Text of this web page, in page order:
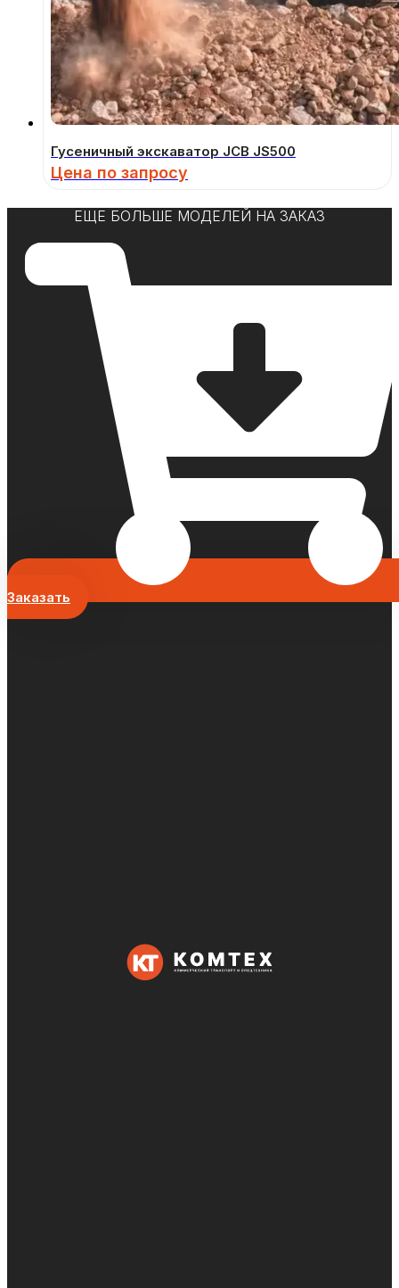
Гусеничный экскаватор JCB JS500
Цена по запросу
ЕЩЕ БОЛЬШЕ МОДЕЛЕЙ НА ЗАКАЗ
Заказать